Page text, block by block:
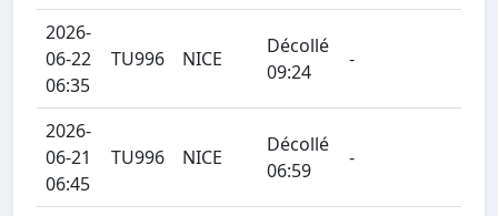
2026-
06-22
06:35
TU996 NICE
Décollé
09:24
-
2026-
06-21
06:45
TU996 NICE
Décollé
06:59
-